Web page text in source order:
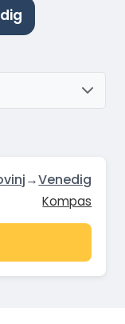
→Venedig
Kompas